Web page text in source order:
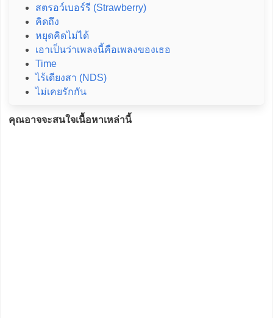
สตรอว์เบอร์รี (Strawberry)
คิดถึง
หยุดคิดไม่ได้
เอาเป็นว่าเพลงนี้คือเพลงของเธอ
Time
ไร้เดียงสา (NDS)
ไม่เคยรักกัน
คุณอาจจะสนใจเนื้อหาเหล่านี้